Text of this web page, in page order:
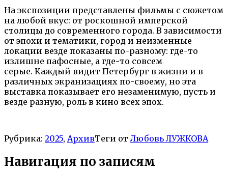
На экспозиции представлены фильмы с сюжетом
на любой вкус: от роскошной имперской
столицы до современного города. В зависимости
от эпохи и тематики, город и неизменные
локации везде показаны по-разному: где-то
излишне пафосные, а где-то совсем
серые. Каждый видит Петербург в жизни и в
различных экранизациях по-своему, но эта
выставка показывает его незаменимую, пусть и
везде разную, роль в кино всех эпох.
Рубрика: 2025, АрхивТеги от Любовь ЛУЖКОВА
Навигация по записям